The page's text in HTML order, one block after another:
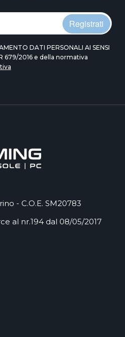
Registrati
DATI PERSONALI AI SENSI
679/2016 e della normativa
- C.O.E. SM20783
al nr.194 dal 08/05/2017